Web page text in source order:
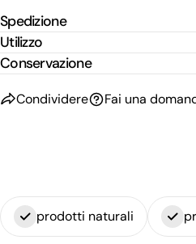
Spedizione
Utilizzo
Conservazione
Condividere Fai una
prodotti naturali